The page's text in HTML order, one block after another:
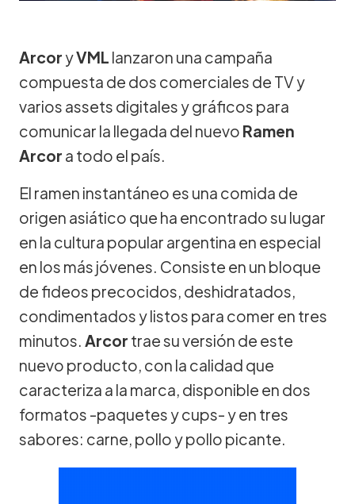
Arcor yVML lanzaron una campaña
compuesta de dos comerciales de TV y
varios assets digitales y gráficos para
comunicar la llegada del nuevo Ramen
Arcor a todo el país.
El ramen instantáneo es una comida de
origen asiático que ha encontrado su lugar
en la cultura popular argentina en especial
en los más jóvenes. Consiste en un bloque
de fideos precocidos, deshidratados,
condimentados y listos para comer en tres
minutos. Arcor trae su versión de este
nuevo producto, con la calidad que
caracteriza a la marca, disponible en dos
formatos -paquetes y cups- y en tres
sabores: carne, pollo y pollo picante.